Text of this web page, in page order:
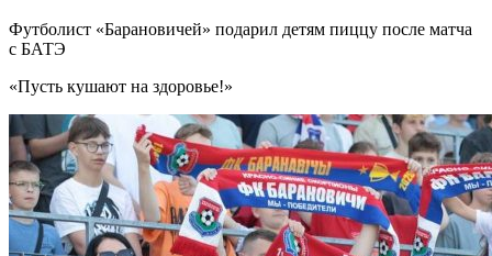
Футболист «Барановичей» подарил детям пиццу после матча
с БАТЭ
«Пусть кушают на здоровье!»